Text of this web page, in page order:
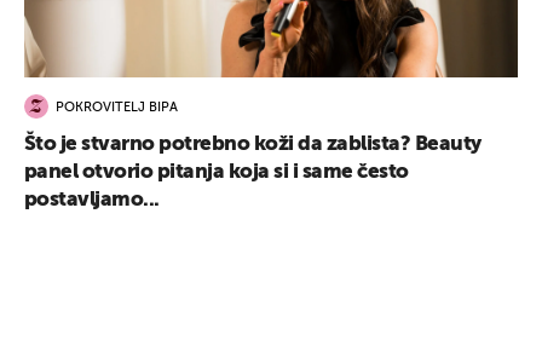
POKROVITELJ BIPA
Što je stvarno potrebno koži da zablista? Beauty
panel otvorio pitanja koja si i same često
postavljamo...